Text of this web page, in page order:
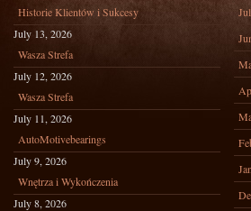
Historie Klientów i Sukcesy
July 13, 2026
Wasza Strefa
July 12, 2026
Wasza Strefa
July 11, 2026
AutoMotivebearings
July 9, 2026
Wnętrza i Wykończenia
July 8, 2026